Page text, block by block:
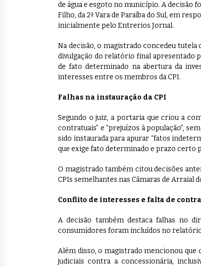
de água e esgoto no município. A decisão
Filho, da 2ª Vara de Paraíba do Sul, em
inicialmente pelo Entrerios Jornal.
Na decisão, o magistrado concedeu tutela
divulgação do relatório final apresentado
de fato determinado na abertura da
interesses entre os membros da CPI.
Falhas na instauração da CPI
Segundo o juiz, a portaria que criou a
contratuais” e “prejuízos à população”,
sido instaurada para apurar “fatos
que exige fato determinado e prazo certo
O magistrado também citou decisões
CPIs semelhantes nas Câmaras de Arraial
Conflito de interesses e falta de
A decisão também destaca falhas no
consumidores foram incluídos no
Além disso, o magistrado mencionou que
judiciais contra a concessionária,